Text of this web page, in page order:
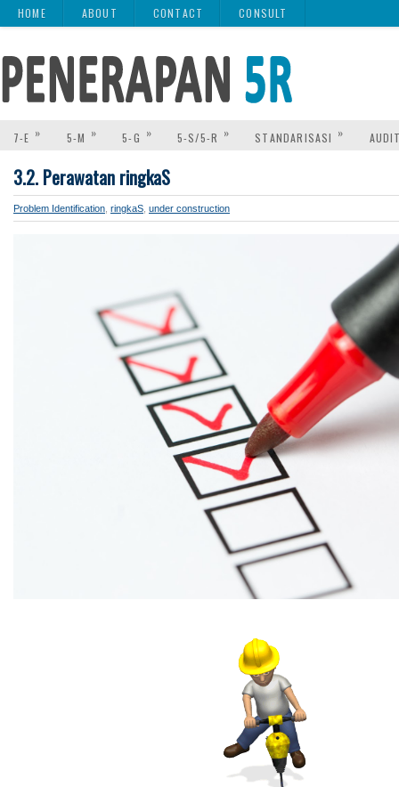
HOME ABOUT CONTACT CONSULT
7-E » 5-M » 5-G » 5-S/5-R » STANDARISASI »
3.2. Perawatan ringkaS
Problem Identification ringkaS under construction